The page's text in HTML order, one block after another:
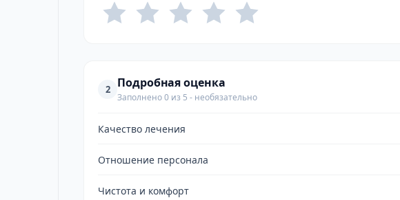
2 Подробная оценка
Заполнено 0 из 5 - необязательно
Качество лечения
Отношение персонала
Чистота и комфорт